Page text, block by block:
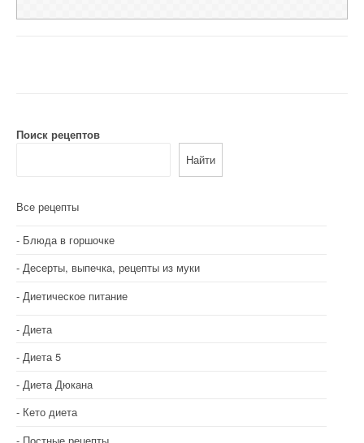
Поиск рецептов
Найти
Все рецепты
Блюда в горшочке
Десерты, выпечка, рецепты из муки
Диетическое питание
Диета
Диета 5
Диета Дюкана
Кето диета